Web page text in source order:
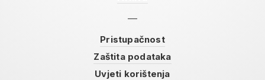
Pristupačnost
Zaštita podataka
Uvjeti korištenja